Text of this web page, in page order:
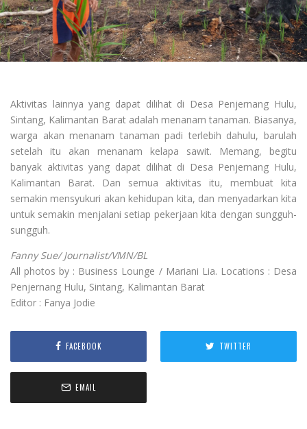
Aktivitas lainnya yang dapat dilihat di Desa Penjernang Hulu,
Sintang, Kalimantan Barat adalah menanam tanaman. Biasanya,
warga akan menanam tanaman padi terlebih dahulu, barulah
setelah itu akan menanam kelapa sawit. Memang, begitu
banyak aktivitas yang dapat dilihat di Desa Penjernang Hulu,
Kalimantan Barat. Dan semua aktivitas itu, membuat kita
semakin mensyukuri akan kehidupan kita, dan menyadarkan kita
untuk semakin menjalani setiap pekerjaan kita dengan sungguh-
sungguh.
Fanny Sue/ Journalist/VMN/BL
All photos by : Business Lounge / Mariani Lia. Locations : Desa
Penjernang Hulu, Sintang, Kalimantan Barat
Editor : Fanya Jodie
FACEBOOK TWITTER
EMAIL